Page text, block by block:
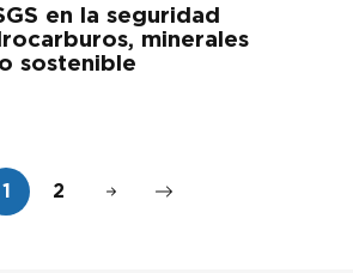
en la seguridad
minerales
sostenible
1 2